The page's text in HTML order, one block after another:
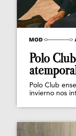
Polo
Polo Club
invierno nos